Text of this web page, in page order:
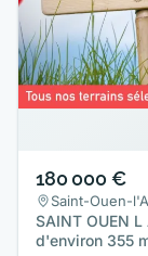
180 000 €
Saint-Ouen-
SAINT OUEN
d'environ 355